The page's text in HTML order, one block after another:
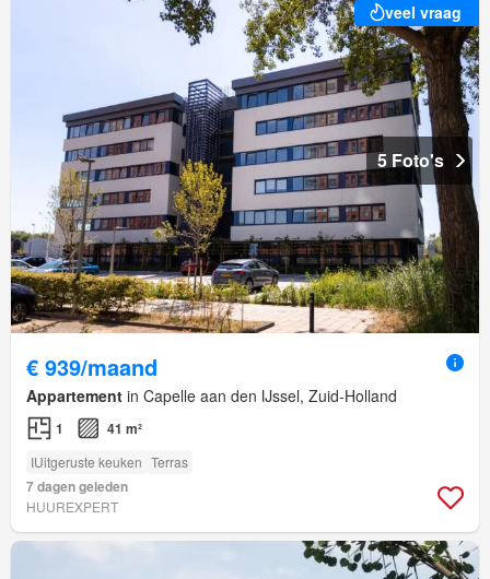
veel vraag
5 Foto's
€ 939/maand
Appartement in Capelle aan den IJssel, Zuid-Holland
1 41 m²
IUitgeruste keuken Terras
7 dagen geleden
HUUREXPERT